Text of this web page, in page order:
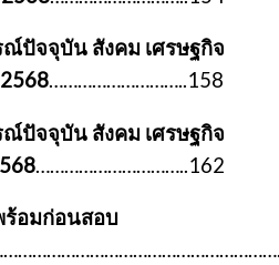
ปัจจุบัน สังคม เศรษฐกิจ
………………………..158
ปัจจุบัน สังคม เศรษฐกิจ
…………………………..162
ร้อมก่อนสอบ